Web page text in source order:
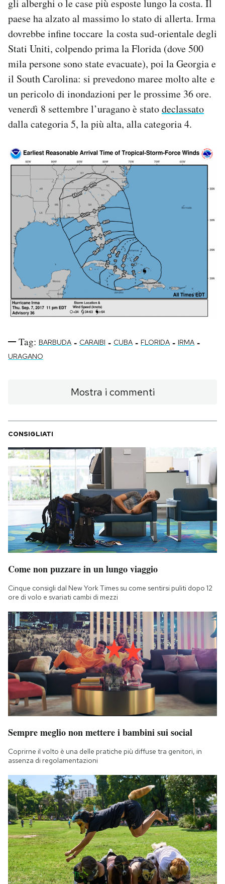
gli alberghi o le case più esposte lungo la costa. Il
paese ha alzato al massimo lo stato di allerta. Irma
dovrebbe infine toccare la costa sud-orientale degli
Stati Uniti, colpendo prima la Florida (dove 500
mila persone sono state evacuate), poi la Georgia e
il South Carolina: si prevedono maree molto alte e
un pericolo di inondazioni per le prossime 36 ore.
venerdì 8 settembre l’uragano è statodeclassato
dalla categoria 5, la più alta, alla categoria 4.
Tag: BARBUDA - CARAIBI - CUBA - FLORIDA - IRMA -
URAGANO
Mostra i commenti
CONSIGLIATI
Come non puzzare in un lungo viaggio
Cinque consigli dal New York Times su come sentirsi puliti dopo 12
ore di volo e svariati cambi di mezzi
Sempre meglio non mettere i bambini sui social
Coprirne il volto è una delle pratiche più diffuse tra genitori, in
assenza di regolamentazioni